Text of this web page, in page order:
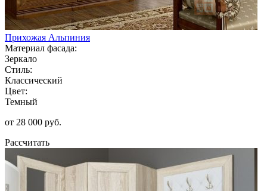
Прихожая Альпиния
Материал фасада:
Зеркало
Стиль:
Классический
Цвет:
Темный
от 28 000 руб.
Рассчитать